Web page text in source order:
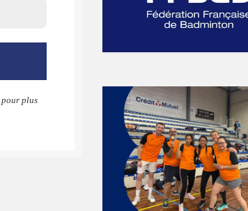
pour plus